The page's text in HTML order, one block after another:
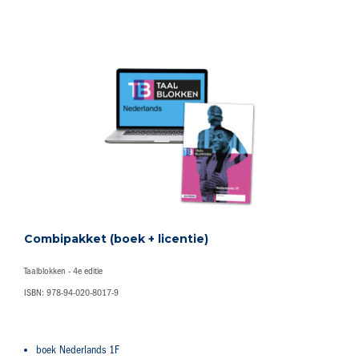
Combipakket (boek + licentie)
Taalblokken - 4e editie
ISBN: 978-94-020-8017-9
boek Nederlands 1F